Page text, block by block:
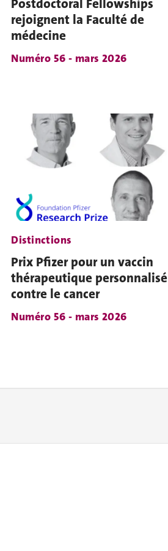
Postdoctoral Fellowships
rejoignent la Faculté de
médecine
Numéro 56 - mars 2026
Distinctions
Prix Pfizer pour un vaccin
thérapeutique personnalisé
contre le cancer
Numéro 56 - mars 2026